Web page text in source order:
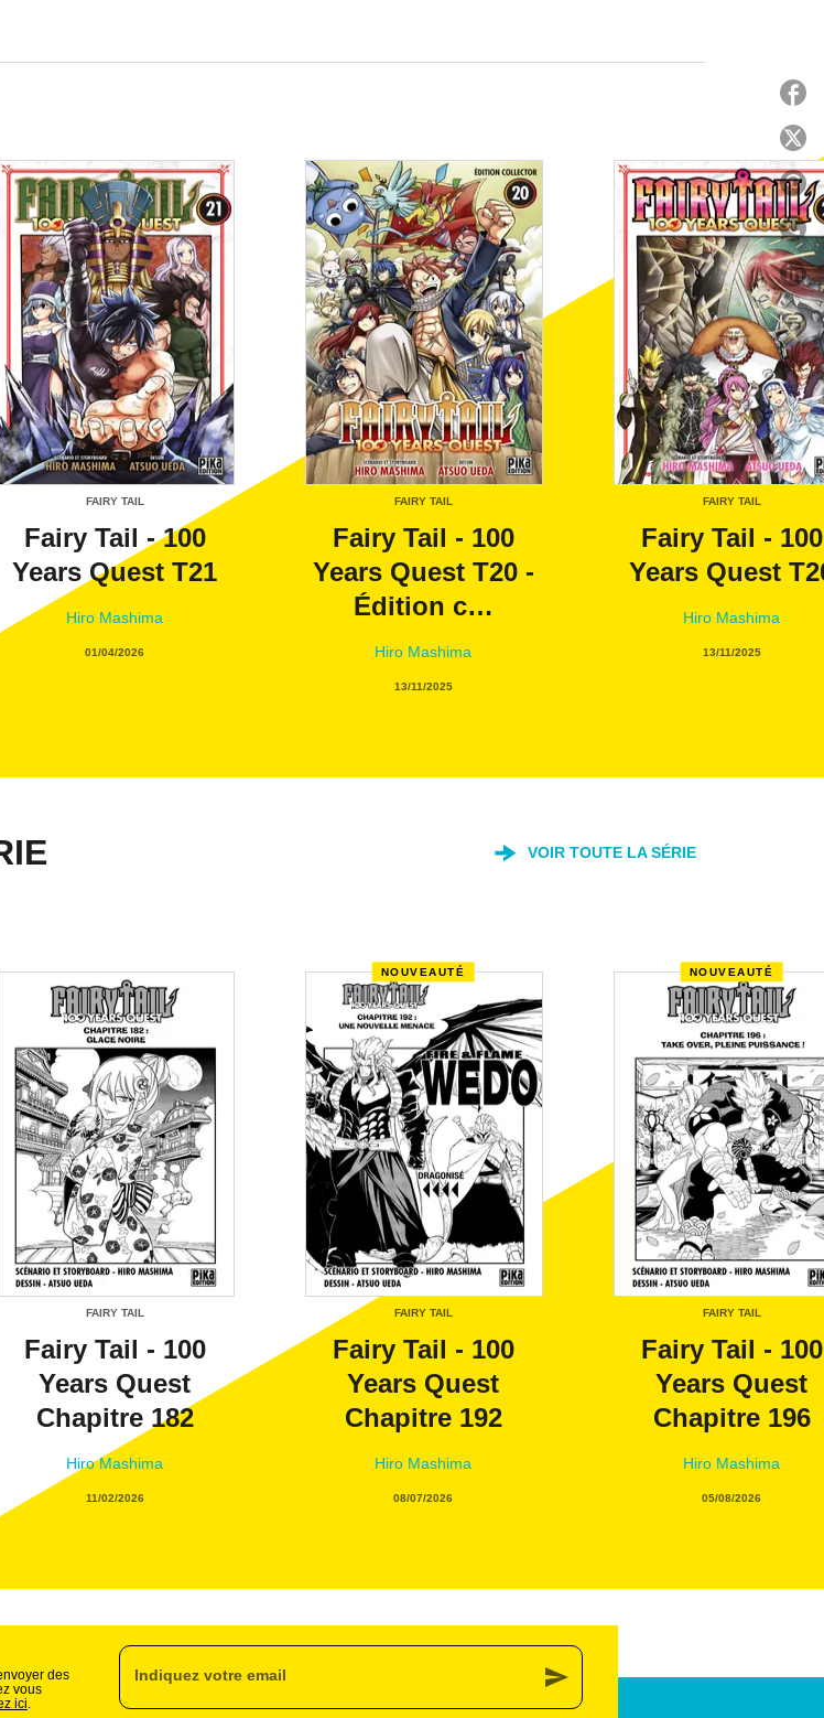
FAIRY TAIL
Fairy Tail - 100
Years Quest T21
Hiro Mashima
01/04/2026
FAIRY TAIL
Fairy Tail - 100
Years Quest T20 -
Édition c…
Hiro Mashima
13/11/2025
FAIRY TAIL
Fairy Tail - 100
Years Quest
Hiro Mashima
13/11/2025
VOIR TOUTE LA SÉRIE
FAIRY TAIL
Fairy Tail - 100
Years Quest
Chapitre 182
Hiro Mashima
11/02/2026
NOUVEAUTÉ
FAIRY TAIL
Fairy Tail - 100
Years Quest
Chapitre 192
Hiro Mashima
08/07/2026
NOUVEAUTÉ
FAIRY TAIL
Fairy Tail - 100
Years Quest
Chapitre 196
Hiro Mashima
05/08/2026
link
des
vous
ici.
Indiquez votre email send